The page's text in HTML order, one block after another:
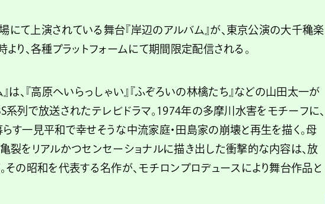
にて上演されている舞台『岸辺のアルバム』が、東京公演の大千穐楽
より、各種プラットフォームにて期間限定配信される。
は、『高原へいらっしゃい』『ふぞろいの林檎たち』などの山田太一が
系列で放送されたテレビドラマ。1974年の多摩川水害をモチーフに、
す一見平和で幸せそうな中流家庭・田島家の崩壊と再生を描く。母
裂をリアルかつセンセーショナルに描き出した衝撃的な内容は、放
その昭和を代表する名作が、モチロンプロデュースにより舞台作品と